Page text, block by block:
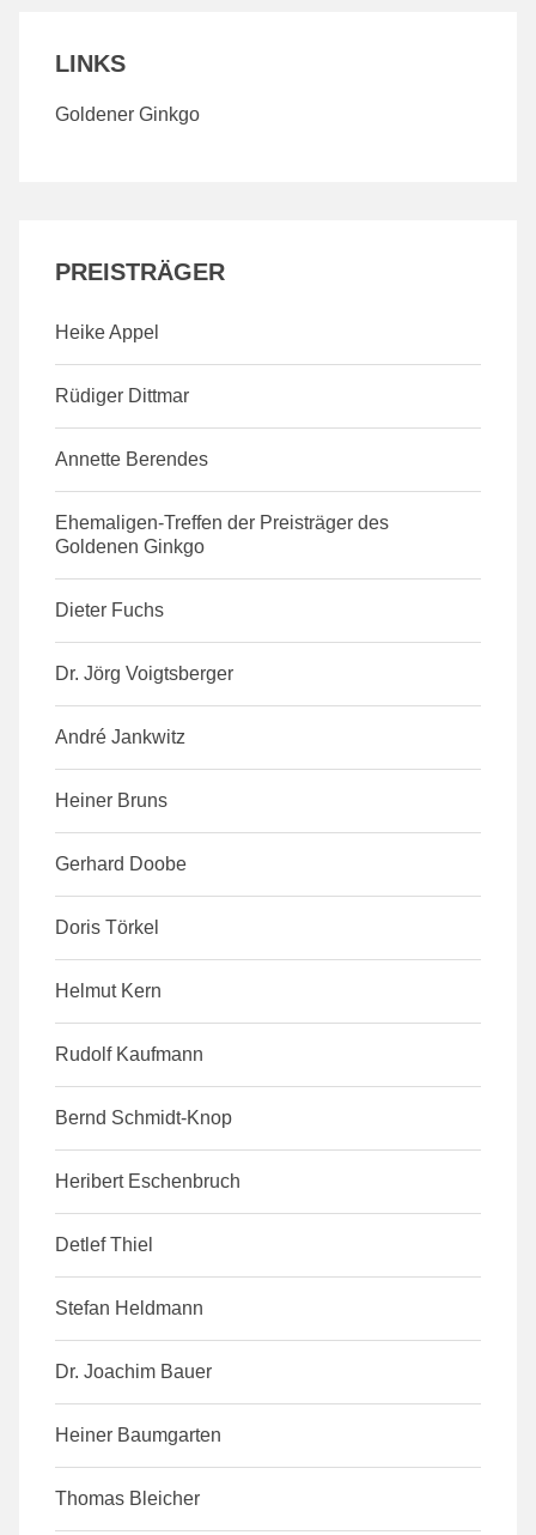
LINKS
Goldener Ginkgo
PREISTRÄGER
Heike Appel
Rüdiger Dittmar
Annette Berendes
Ehemaligen-Treffen der Preisträger des
Goldenen Ginkgo
Dieter Fuchs
Dr. Jörg Voigtsberger
André Jankwitz
Heiner Bruns
Gerhard Doobe
Doris Törkel
Helmut Kern
Rudolf Kaufmann
Bernd Schmidt-Knop
Heribert Eschenbruch
Detlef Thiel
Stefan Heldmann
Dr. Joachim Bauer
Heiner Baumgarten
Thomas Bleicher